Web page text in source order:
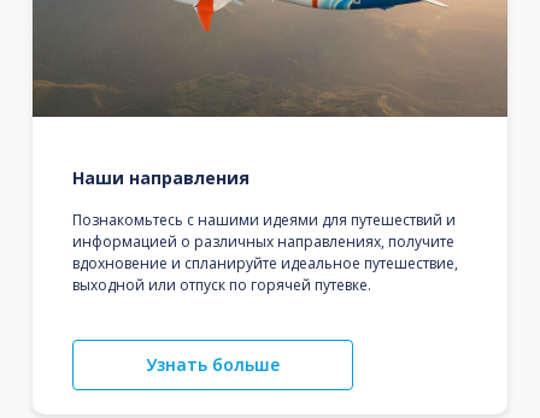
Наши направления
Познакомьтесь с нашими идеями для путешествий и
информацией о различных направлениях, получите
вдохновение и спланируйте идеальное путешествие,
выходной или отпуск по горячей путевке.
Узнать больше